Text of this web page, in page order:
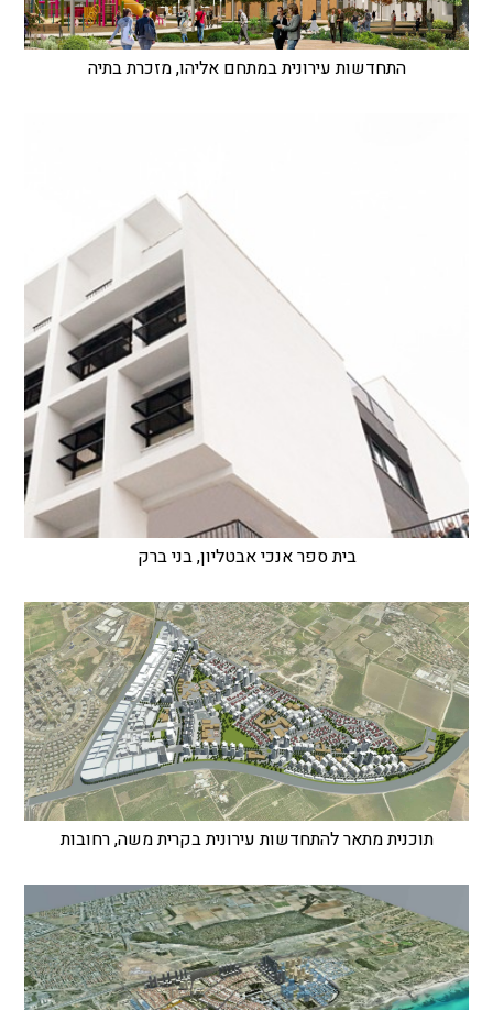
התחדשות עירונית במתחם אליהו, מזכרת בתיה
בית ספר אנכי אבטליון, בני ברק
תוכנית מתאר להתחדשות עירונית בקרית משה, רחובות